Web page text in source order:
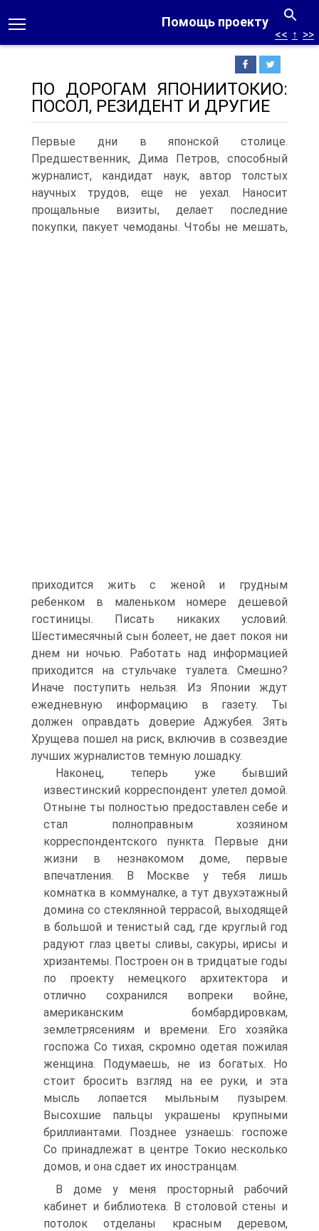
Помощь проекту
<< ↑ >>
ПО ДОРОГАМ ЯПОНИИТОКИО:
ПОСОЛ, РЕЗИДЕНТ И ДРУГИЕ
Первые дни в японской столице.
Предшественник, Дима Петров, способный
журналист, кандидат наук, автор толстых
научных трудов, еще не уехал. Наносит
прощальные визиты, делает последние
покупки, пакует чемоданы. Чтобы не мешать,
приходится жить с женой и грудным
ребенком в маленьком номере дешевой
гостиницы. Писать никаких условий.
Шестимесячный сын болеет, не дает покоя ни
днем ни ночью. Работать над информацией
приходится на стульчаке туалета. Смешно?
Иначе поступить нельзя. Из Японии ждут
ежедневную информацию в газету. Ты
должен оправдать доверие Аджубея. Зять
Хрущева пошел на риск, включив в созвездие
лучших журналистов темную лошадку.
Наконец, теперь уже бывший
известинский корреспондент улетел домой.
Отныне ты полностью предоставлен себе и
стал полноправным хозяином
корреспондентского пункта. Первые дни
жизни в незнакомом доме, первые
впечатления. В Москве у тебя лишь
комнатка в коммуналке, а тут двухэтажный
домина со стеклянной террасой, выходящей
в большой и тенистый сад, где круглый год
радуют глаз цветы сливы, сакуры, ирисы и
хризантемы. Построен он в тридцатые годы
по проекту немецкого архитектора и
отлично сохранился вопреки войне,
американским бомбардировкам,
землетрясениям и времени. Его хозяйка
госпожа Со тихая, скромно одетая пожилая
женщина. Подумаешь, не из богатых. Но
стоит бросить взгляд на ее руки, и эта
мысль лопается мыльным пузырем.
Высохшие пальцы украшены крупными
бриллиантами. Позднее узнаешь: госпоже
Со принадлежат в центре Токио несколько
домов, и она сдает их иностранцам.
В доме у меня просторный рабочий
кабинет и библиотека. В столовой стены и
потолок отделаны красным деревом,